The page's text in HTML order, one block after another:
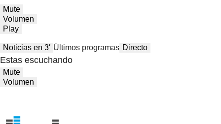
Mute
Volumen
Play
Noticias en 3′ Últimos programas Directo
Estas escuchando
Mute
Volumen